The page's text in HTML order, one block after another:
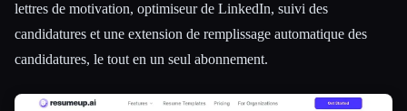
lettres de motivation, optimiseur de LinkedIn, suivi des
candidatures et une extension de remplissage automatique des
candidatures, le tout en un seul abonnement.